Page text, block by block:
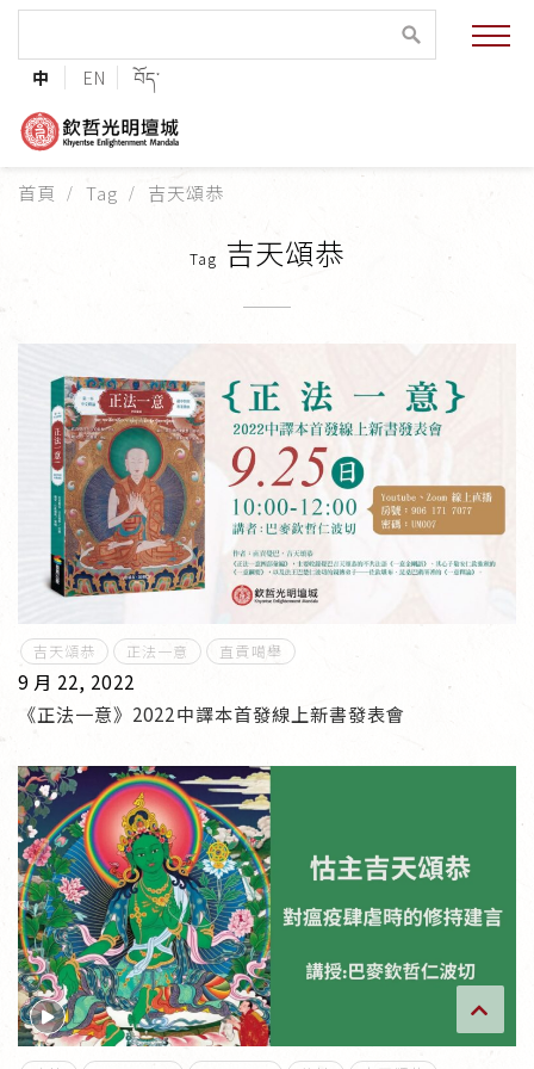
中 EN བོད་
緣起與願景
法王與上師的祝福
巴麥欽哲傳承
第三世巴麥欽哲仁波切
傳承上師授證
專書與譯著
*巴麥寺與麥青寺的聯合聲明
尊貴上師珍寶開示
巴麥欽哲珍寶開示
前行開示文集
媒體影音集
首頁 Tag 吉天頌恭
Tag 吉天頌恭
吉天頌恭 正法一意 直貢噶舉
9 月 22, 2022
《正法一意》2022中譯本首發線上新書發表會